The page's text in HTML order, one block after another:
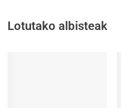
Lotutako albisteak